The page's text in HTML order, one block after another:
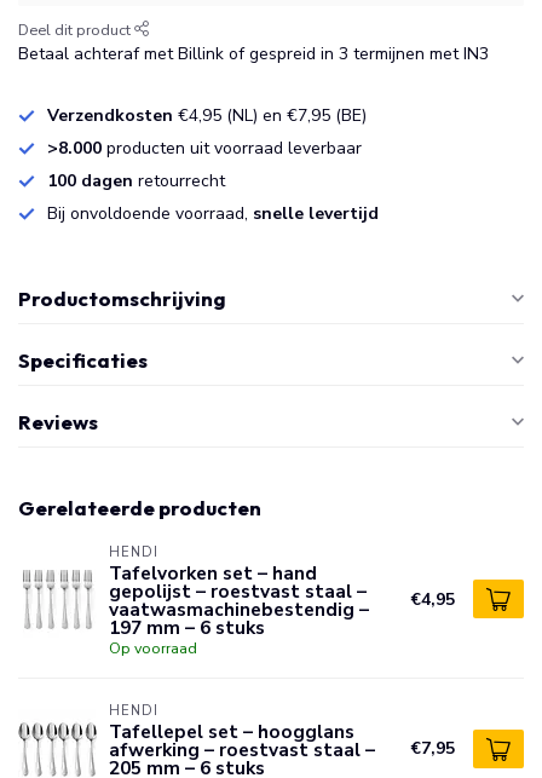
Deel dit product
Betaal achteraf met Billink of gespreid in 3 termijnen met IN3
Verzendkosten €4,95 (NL) en €7,95 (BE)
>8.000 producten uit voorraad leverbaar
100 dagen retourrecht
Bij onvoldoende voorraad, snelle levertijd
Productomschrijving
Specificaties
Reviews
Gerelateerde producten
HENDI
Tafelvorken set – hand
gepolijst – roestvast staal –
vaatwasmachinebestendig –
197 mm – 6 stuks
Op voorraad
€4,95
HENDI
Tafellepel set – hoogglans
afwerking – roestvast staal –
205 mm – 6 stuks
€7,95